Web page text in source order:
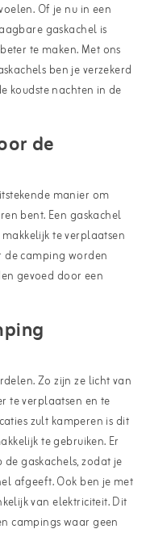
Of je nu in een
gaskachel is
te maken. Met ons
ben je verzekerd
koudste nachten in de
de
manier om
bent. Een gaskachel
te verplaatsen
de camping worden
gevoed door een
Zo zijn ze licht van
te verplaatsen en te
zult kamperen is dit
te gebruiken. Er
gaskachels, zodat je
afgeeft. Ook ben je met
van elektriciteit. Dit
campings waar geen